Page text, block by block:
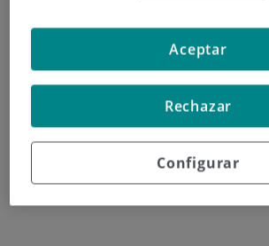
Configurar
Rechazar
Aceptar